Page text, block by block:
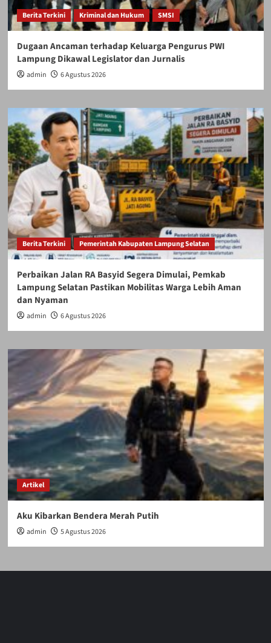
Berita Terkini Kriminal dan Hukum SMSI
Dugaan Ancaman terhadap Keluarga Pengurus PWI
Lampung Dikawal Legislator dan Jurnalis
admin 6 Agustus 2026
Berita Terkini Pemerintah Kabupaten Lampung Selatan
Perbaikan Jalan RA Basyid Segera Dimulai, Pemkab
Lampung Selatan Pastikan Mobilitas Warga Lebih Aman
dan Nyaman
admin 6 Agustus 2026
Artikel
Aku Kibarkan Bendera Merah Putih
admin 5 Agustus 2026